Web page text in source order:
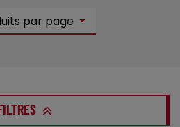
par page
FILTRES